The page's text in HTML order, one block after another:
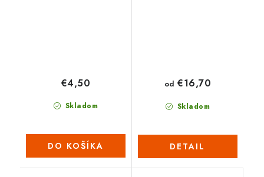
Skladom
€4,50
DO KOŠÍKA
Skladom
od €16,70
DETAIL